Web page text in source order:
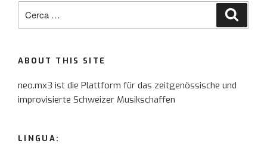
ABOUT THIS SITE
neo.mx3 ist die Plattform für das zeitgenössische und
improvisierte Schweizer Musikschaffen
LINGUA: